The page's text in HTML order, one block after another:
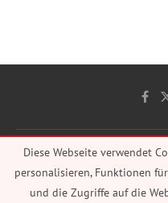
@2017 - PenciDesign. All Right
2014-2020
Diese Webseite verwendet
personalisieren, Funktionen
und die Zugriffe auf die